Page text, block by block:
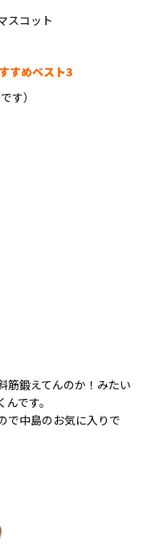
スコット
すめベスト3
す）
筋鍛えてんのか！みたい
です。
で中島のお気に入りで